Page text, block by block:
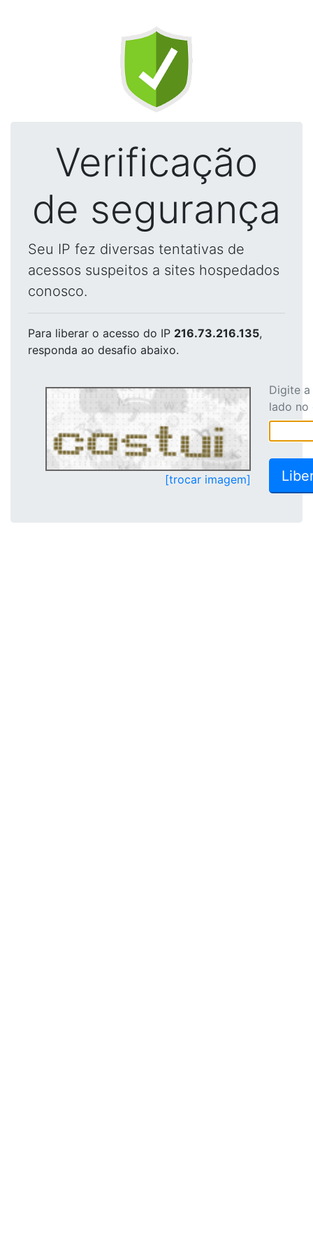
Verificação
de segurança
Seu IP fez diversas tentativas de
acessos suspeitos a sites hospedados
conosco.
Para liberar o acesso do IP 216.73.216.135,
responda ao desafio abaixo.
[trocar imagem]
Digite
lado no